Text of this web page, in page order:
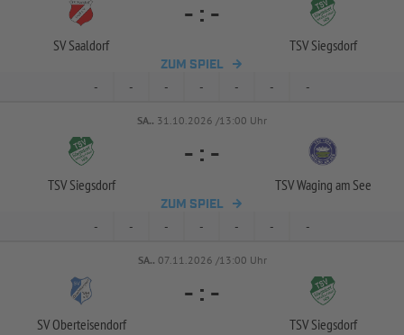
SV Saaldorf
- : -
TSV Siegsdorf
ZUM SPIEL
- - - - - - -
SA.. 31.10.2026 /13:00 Uhr
TSV Siegsdorf
- : -
TSV Waging am See
ZUM SPIEL
- - - - - - -
SA.. 07.11.2026 /13:00 Uhr
SV Oberteisendorf
- : -
TSV Siegsdorf